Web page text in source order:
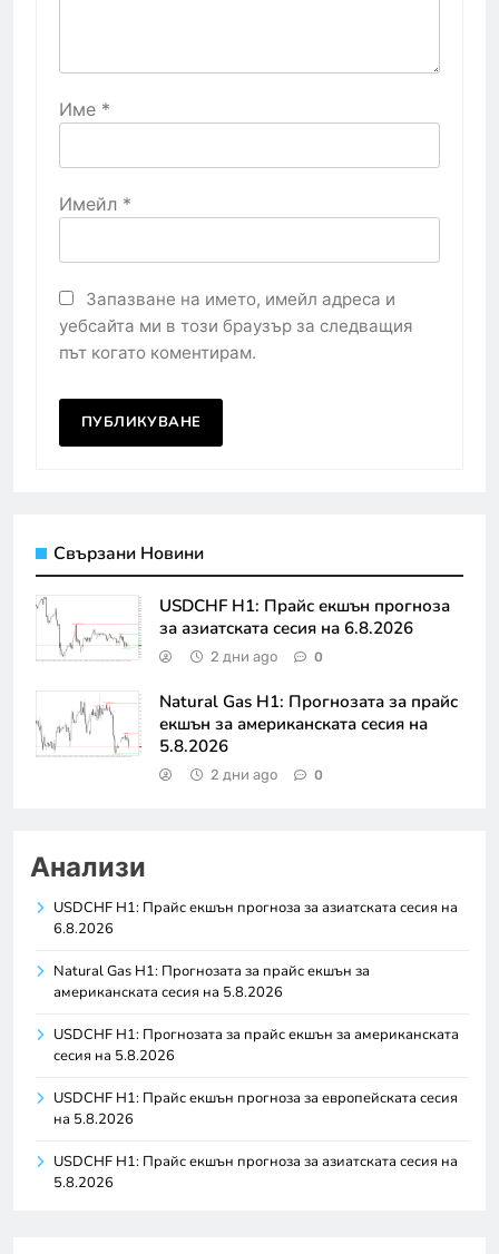
Име *
Имейл *
Запазване на името, имейл адреса и
уебсайта ми в този браузър за следващия
път когато коментирам.
Свързани Новини
USDCHF H1: Прайс екшън прогноза
за азиатската сесия на 6.8.2026
2 дни ago 0
Natural Gas H1: Прогнозата за прайс
екшън за американската сесия на
5.8.2026
2 дни ago 0
Анализи
USDCHF H1: Прайс екшън прогноза за азиатската сесия на
6.8.2026
Natural Gas H1: Прогнозата за прайс екшън за
американската сесия на 5.8.2026
USDCHF H1: Прогнозата за прайс екшън за американската
сесия на 5.8.2026
USDCHF H1: Прайс екшън прогноза за европейската сесия
на 5.8.2026
USDCHF H1: Прайс екшън прогноза за азиатската сесия на
5.8.2026